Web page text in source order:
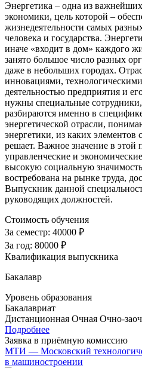
Энергетика – одна из
экономики, цель которой –
жизнедеятельности самых
человека и государства.
иначе «входит в дом» каждого
занято большое число разных
даже в небольших городах.
инновациями,
деятельностью предприятия и
нужны специальные
разбираются именно в
энергетической отрасли,
энергетики, из каких элементов
решает. Важное значение в этой
управленческие и
высокую социальную
востребована на рынке труда,
Выпускник данной
руководящих должностей.
Стоимость обучения
За семестр: 40000 ₽
За год: 80000 ₽
Квалификация выпускника
Бакалавр
Уровень образования
Бакалавриат
Дистанционная Очная Очно-
Подробнее
Заявка в приёмную комиссию
МТИ — Московский
в машиностроении